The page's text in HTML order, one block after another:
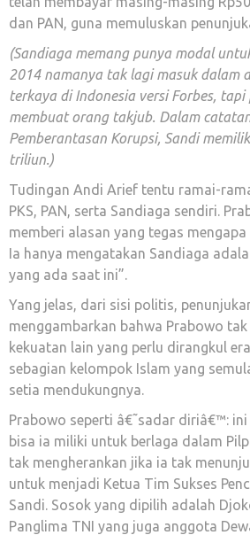
dan PAN, guna memuluskan
(Sandiaga memang punya modal
2014 namanya tak lagi masuk dalam
terkaya di Indonesia versi Forbes,
membuat orang takjub. Dalam
Pemberantasan Korupsi, Sandi
triliun.)
Tudingan Andi Arief tentu ramai-
PKS, PAN, serta Sandiaga sendiri.
memberi alasan yang tegas mengapa
Ia hanya mengatakan Sandiaga
yang ada saat ini”.
Yang jelas, dari sisi politis,
menggambarkan bahwa Prabowo
kekuatan lain yang perlu dirangkul
sebagian kelompok Islam yang
setia mendukungnya.
Prabowo seperti â€˜sadar diriâ€™:
bisa ia miliki untuk berlaga dalam
tak mengherankan jika ia tak
untuk menjadi Ketua Tim Sukses
Sandi. Sosok yang dipilih adalah
Panglima TNI yang juga anggota